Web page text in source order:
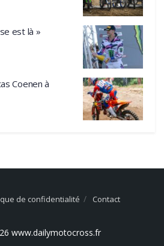
est là »
Coenen à
de confidentialité Contact
www.dailymotocross.fr